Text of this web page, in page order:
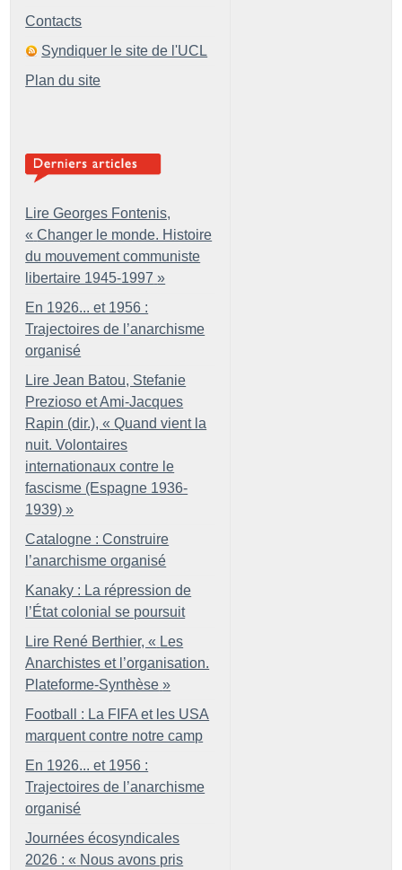
Contacts
Syndiquer le site de l'UCL
Plan du site
Lire Georges Fontenis,
« Changer le monde. Histoire
du mouvement communiste
libertaire 1945-1997 »
En 1926... et 1956 :
Trajectoires de l’anarchisme
organisé
Lire Jean Batou, Stefanie
Prezioso et Ami-Jacques
Rapin (dir.), « Quand vient la
nuit. Volontaires
internationaux contre le
fascisme (Espagne 1936-
1939) »
Catalogne : Construire
l’anarchisme organisé
Kanaky : La répression de
l’État colonial se poursuit
Lire René Berthier, « Les
Anarchistes et l’organisation.
Plateforme-Synthèse »
Football : La FIFA et les USA
marquent contre notre camp
En 1926... et 1956 :
Trajectoires de l’anarchisme
organisé
Journées écosyndicales
2026 : « Nous avons pris